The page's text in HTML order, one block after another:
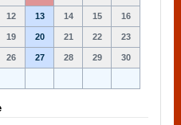
12 13 14 15 16
19 20 21 22 23
26 27 28 29 30